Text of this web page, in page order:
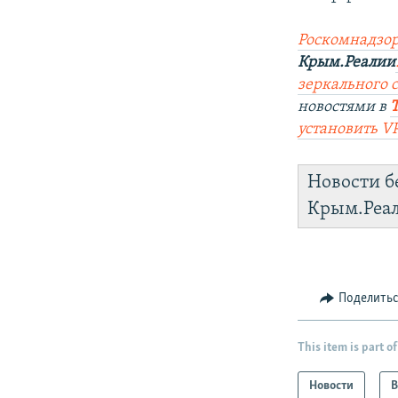
Крым.Реалии
зеркального
новостями в
установить
Новости
This item is part of
Новости